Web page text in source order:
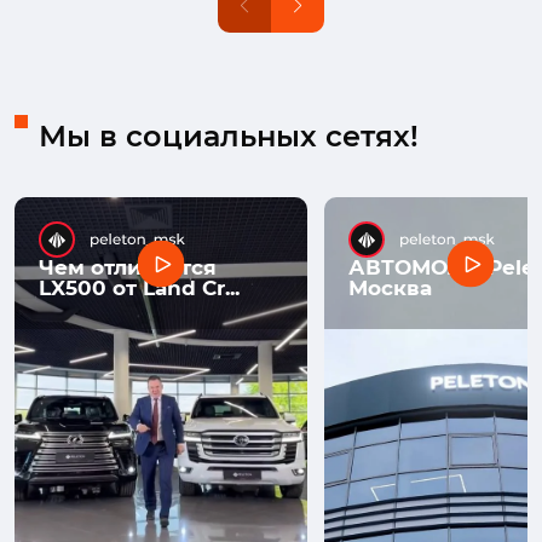
Мы в социальных сетях!
Чем отличается
LX500 от Land Cr...
АВТОМОЛЛ
Москва